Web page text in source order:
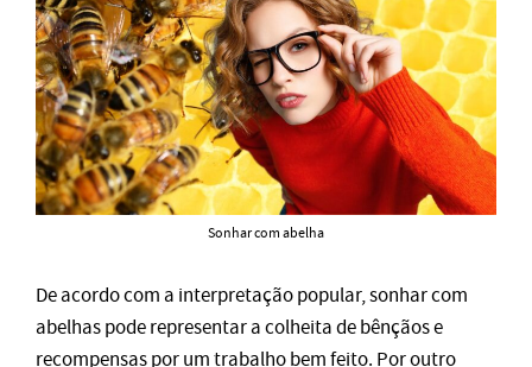
Sonhar com abelha
De acordo com a interpretação popular, sonhar com
abelhas pode representar a colheita de bênçãos e
recompensas por um trabalho bem feito. Por outro